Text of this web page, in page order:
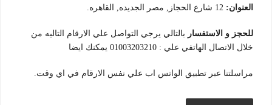
العنوان:
للحجز و الاستفسار بالتالي يرجي التواصل علي الارقام التاليه من
خلال الاتصال الهاتفي علي : 01003203210 يمكنك ايضا
مراسلتنا عبر تطبيق الواتس اب علي نفس الارقام في اي وقت.